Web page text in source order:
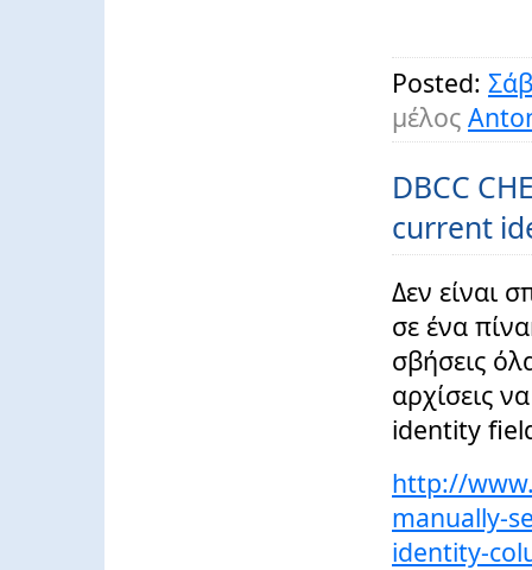
Posted:
μέλος
DBCC
current
Δεν είναι
σε ένα
σβήσεις
αρχίσεις
identity
http://
manually-
identity-